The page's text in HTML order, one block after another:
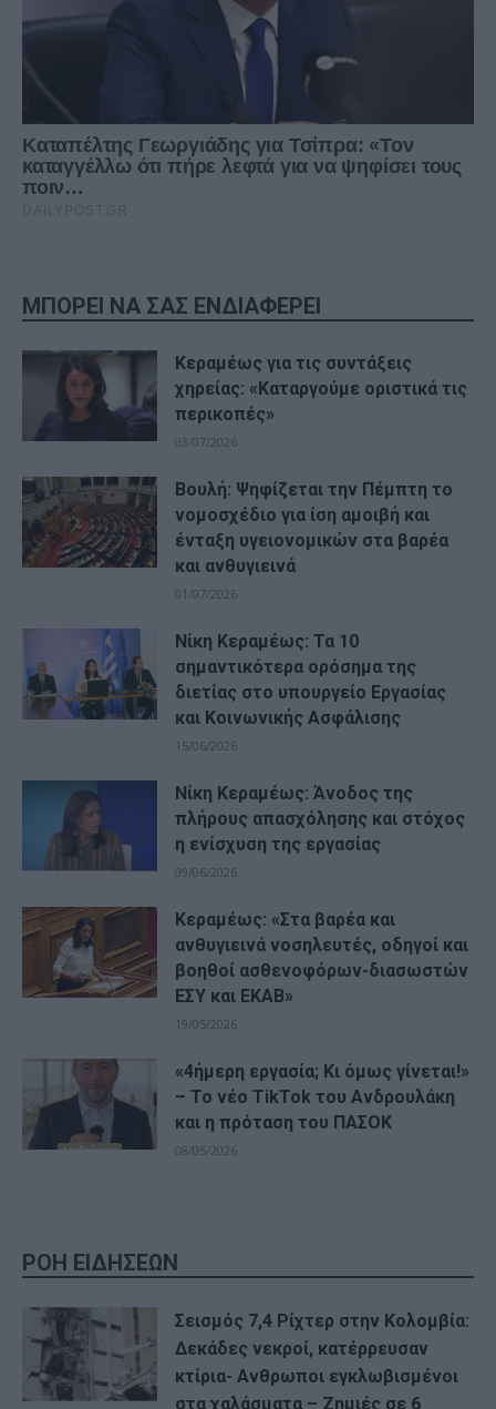
ΜΠΟΡΕΙ ΝΑ ΣΑΣ ΕΝΔΙΑΦΕΡΕΙ
Κεραμέως για τις συντάξεις
χηρείας: «Καταργούμε οριστικά τις
περικοπές»
03/07/2026
Βουλή: Ψηφίζεται την Πέμπτη το
νομοσχέδιο για ίση αμοιβή και
ένταξη υγειονομικών στα βαρέα
και ανθυγιεινά
01/07/2026
Νίκη Κεραμέως: Τα 10
σημαντικότερα ορόσημα της
διετίας στο υπουργείο Εργασίας
και Κοινωνικής Ασφάλισης
15/06/2026
Νίκη Κεραμέως: Άνοδος της
πλήρους απασχόλησης και στόχος
η ενίσχυση της εργασίας
09/06/2026
Κεραμέως: «Στα βαρέα και
ανθυγιεινά νοσηλευτές, οδηγοί και
βοηθοί ασθενοφόρων-διασωστών
ΕΣΥ και ΕΚΑΒ»
19/05/2026
«4ήμερη εργασία; Κι όμως γίνεται!»
– Το νέο TikTok του Ανδρουλάκη
και η πρόταση του ΠΑΣΟΚ
08/05/2026
ΡΟΗ ΕΙΔΗΣΕΩΝ
Σεισμός 7,4 Ρίχτερ στην Κολομβία:
Δεκάδες νεκροί, κατέρρευσαν
κτίρια- Ανθρωποι εγκλωβισμένοι
στα χαλάσματα – Ζημιές σε 6